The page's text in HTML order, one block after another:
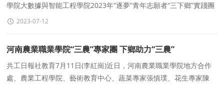
學院大數據與智能工程學院2023年“逐夢”青年志願者“三下鄉”實踐團
隊在老師肖佳玲的
2023-07-12
河南農業職業學院“三農”專家團 下鄉助力“三農”
共工日報社教育7月11日(李紅崗)近日，河南農業職業學院地方合作
處、農業工程學院、藝術教育中心、蔬菜專家張慎璞、花生專家陳